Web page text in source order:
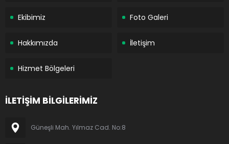
Ekibimiz Foto Galeri
Hakkımızda İletişim
Hizmet Bölgeleri
İLETİŞİM BİLGİLERİMİZ
Güneşli Mah. Yılmaz Cad. No:8